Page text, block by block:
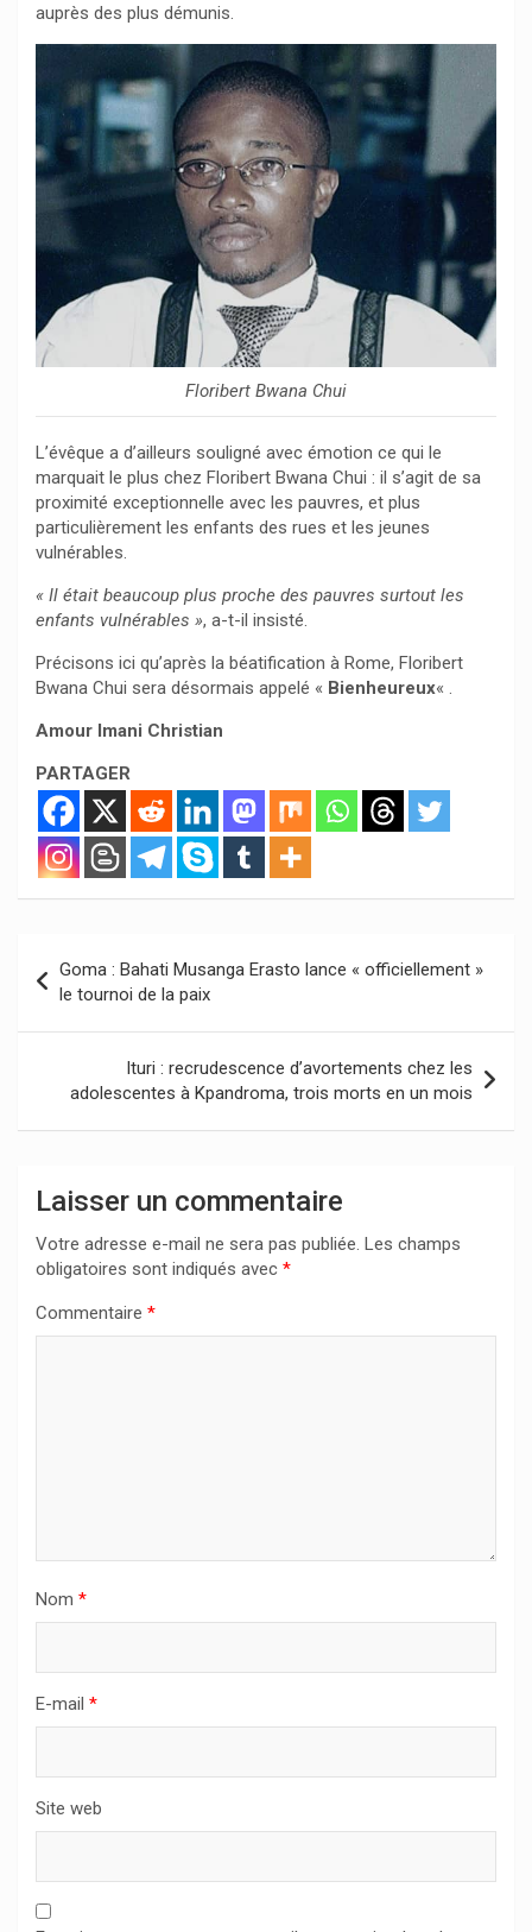
auprès des plus démunis.
Floribert Bwana Chui
L’évêque a d’ailleurs souligné avec émotion ce qui le
marquait le plus chez Floribert Bwana Chui : il s’agit de sa
proximité exceptionnelle avec les pauvres, et plus
particulièrement les enfants des rues et les jeunes
vulnérables.
« Il était beaucoup plus proche des pauvres surtout les
enfants vulnérables », a-t-il insisté.
Précisons ici qu’après la béatification à Rome, Floribert
Bwana Chui sera désormais appelé « Bienheureux« .
Amour Imani Christian
PARTAGER
de
l’article
Goma : Bahati Musanga Erasto lance « officiellement »
le tournoi de la paix
Ituri : recrudescence d’avortements chez les
adolescentes à Kpandroma, trois morts en un mois
Laisser un commentaire
Votre adresse e-mail ne sera pas publiée. Les champs
obligatoires sont indiqués avec *
Commentaire *
Nom *
E-mail *
Site web